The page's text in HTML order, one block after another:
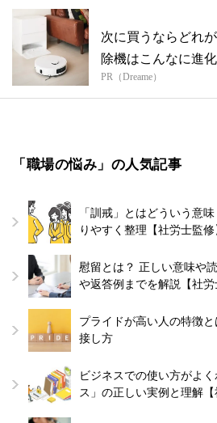
次に買うならどれ
除機はこんなに進
PR（Dreame）
「職場の悩み」の人気記事
「訓戒」とはどういう意
りやすく整理【社労士監修
慰留とは？ 正しい意味や
や返答例までを解説【社労
プライドが高い人の特徴
接し方
ビジネスでの使い方がよ
ス」の正しい実例と理解